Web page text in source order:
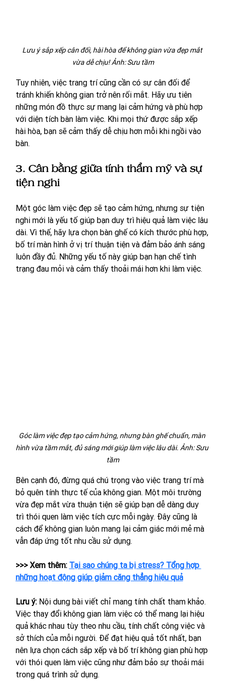
Lưu ý sắp xếp cân đối, hài hòa để không gian vừa đẹp mắt
vừa dễ chịu! Ảnh: Sưu tầm
Tuy nhiên, việc trang trí cũng cần có sự cân đối để
tránh khiến không gian trở nên rối mắt. Hãy ưu tiên
những món đồ thực sự mang lại cảm hứng và phù hợp
với diện tích bàn làm việc. Khi mọi thứ được sắp xếp
hài hòa, bạn sẽ cảm thấy dễ chịu hơn mỗi khi ngồi vào
bàn.
3. Cân bằng giữa tính thẩm mỹ và sự
tiện nghi
Một góc làm việc đẹp sẽ tạo cảm hứng, nhưng sự tiện
nghi mới là yếu tố giúp bạn duy trì hiệu quả làm việc lâu
dài. Vì thế, hãy lựa chọn bàn ghế có kích thước phù hợp,
bố trí màn hình ở vị trí thuận tiện và đảm bảo ánh sáng
luôn đầy đủ. Những yếu tố này giúp bạn hạn chế tình
trạng đau mỏi và cảm thấy thoải mái hơn khi làm việc.
Góc làm việc đẹp tạo cảm hứng, nhưng bàn ghế chuẩn, màn
hình vừa tầm mắt, đủ sáng mới giúp làm việc lâu dài. Ảnh: Sưu
tầm
Bên cạnh đó, đừng quá chú trọng vào việc trang trí mà
bỏ quên tính thực tế của không gian. Một môi trường
vừa đẹp mắt vừa thuận tiện sẽ giúp bạn dễ dàng duy
trì thói quen làm việc tích cực mỗi ngày. Đây cũng là
cách để không gian luôn mang lại cảm giác mới mẻ mà
vẫn đáp ứng tốt nhu cầu sử dụng.
>>> Xem thêm: Tại sao chúng ta bị stress? Tổng hợp
những hoạt động giúp giảm căng thẳng hiệu quả
Lưu ý: Nội dung bài viết chỉ mang tính chất tham khảo.
Việc thay đổi không gian làm việc có thể mang lại hiệu
quả khác nhau tùy theo nhu cầu, tính chất công việc và
sở thích của mỗi người. Để đạt hiệu quả tốt nhất, bạn
nên lựa chọn cách sắp xếp và bố trí không gian phù hợp
với thói quen làm việc cũng như đảm bảo sự thoải mái
trong quá trình sử dụng.